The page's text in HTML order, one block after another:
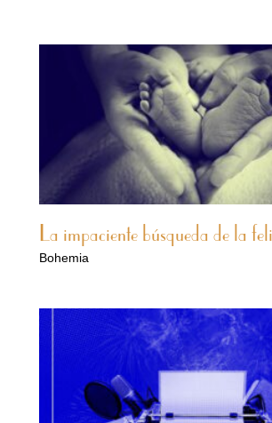
La impaciente búsqueda de la
Bohemia